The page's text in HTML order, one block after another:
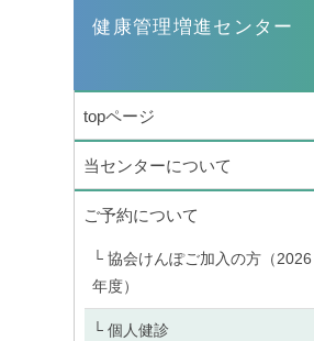
健康管理増進センター
topページ
当センターについて
ご予約について
協会けんぽご加入の方（2026
年度）
個人健診